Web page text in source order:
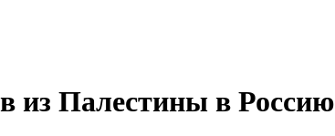
из Палестины в Россию